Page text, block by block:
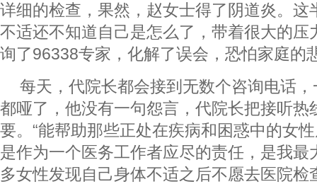
详细的检查，果然，赵女士得了阴道炎。这
不适还不知道自己是怎么了，带着很大的压
询了96338专家，化解了误会，恐怕家庭的
每天，代院长都会接到无数个咨询电话
都哑了，他没有一句怨言，代院长把接听热
要。“能帮助那些正处在疾病和困惑中的女
是作为一个医务工作者应尽的责任，是我最
多女性发现自己身体不适之后不愿去医院检